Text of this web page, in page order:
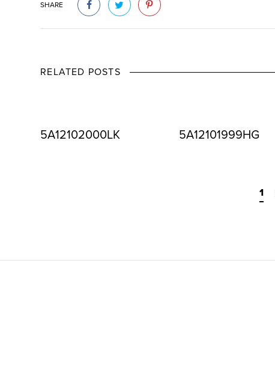
SHARE
RELATED POSTS
5A12102000LK 5A12101999HG
1